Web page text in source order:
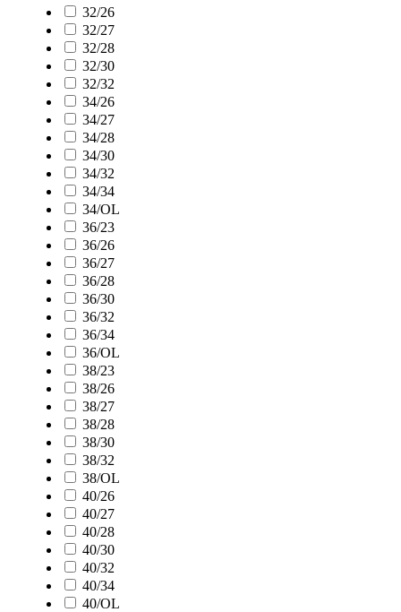
32/26
32/27
32/28
32/30
32/32
34/26
34/27
34/28
34/30
34/32
34/34
34/OL
36/23
36/26
36/27
36/28
36/30
36/32
36/34
36/OL
38/23
38/26
38/27
38/28
38/30
38/32
38/OL
40/26
40/27
40/28
40/30
40/32
40/34
40/OL